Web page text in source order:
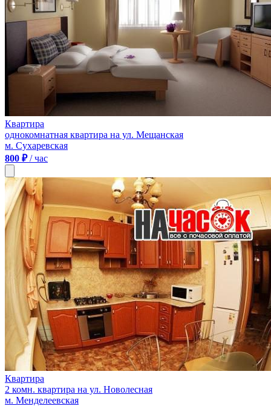
Квартира
однокомнатная квартира на ул. Мещанская
м. Сухаревская
800 ₽/ час
Квартира
2 комн. квартира на ул. Новолесная
м. Менделеевская